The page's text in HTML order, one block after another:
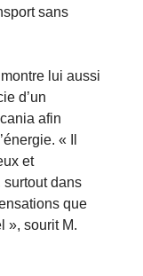
sans
lui aussi
d’un
afin
« Il
et
surtout dans
que
», sourit M.